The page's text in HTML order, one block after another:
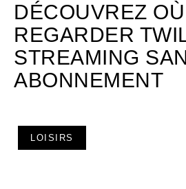
DÉCOUVREZ OÙ
REGARDER
STREAMING
ABONNEMENT
LOISIRS